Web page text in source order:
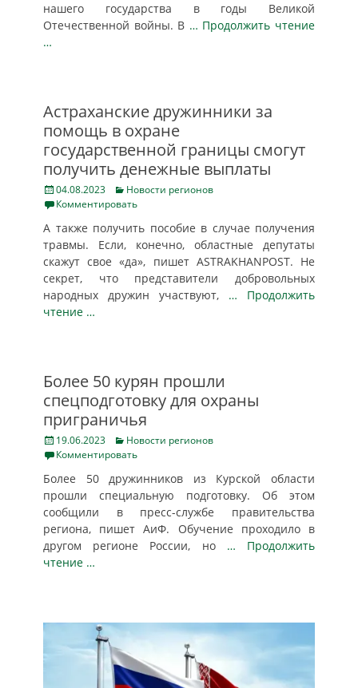
нашего государства в годы Великой
Отечественной войны. В … Продолжить чтение
…
Астраханские дружинники за
помощь в охране
государственной границы смогут
получить денежные выплаты
Posted
on
04.08.2023 Categories
Новости регионов
Комментировать
А также получить пособие в случае получения
травмы. Если, конечно, областные депутаты
скажут свое «да», пишет ASTRAKHANPOST. Не
секрет, что представители добровольных
народных дружин участвуют, … Продолжить
чтение …
Более 50 курян прошли
спецподготовку для охраны
приграничья
Posted
on
19.06.2023 Categories
Новости регионов
Комментировать
Более 50 дружинников из Курской области
прошли специальную подготовку. Об этом
сообщили в пресс-службе правительства
региона, пишет АиФ. Обучение проходило в
другом регионе России, но … Продолжить
чтение …